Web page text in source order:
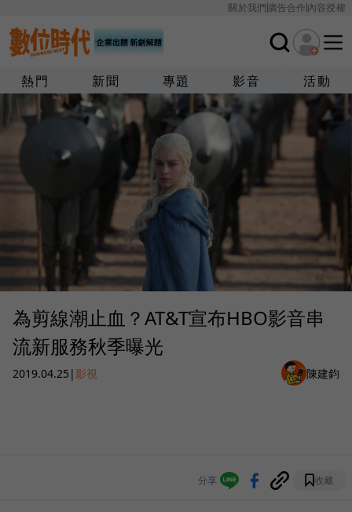
關於我們廣告合作內容授權
熱門 新聞 專題 影音 活動
為剪線潮止血？AT&T宣布HBO影音串
流新服務秋季曝光
2019.04.25 | 影視 陳建鈞
分享 收藏